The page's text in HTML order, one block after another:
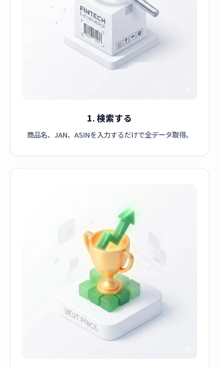
1. 検索する
商品名、JAN、ASINを入力するだけで全データ取得。